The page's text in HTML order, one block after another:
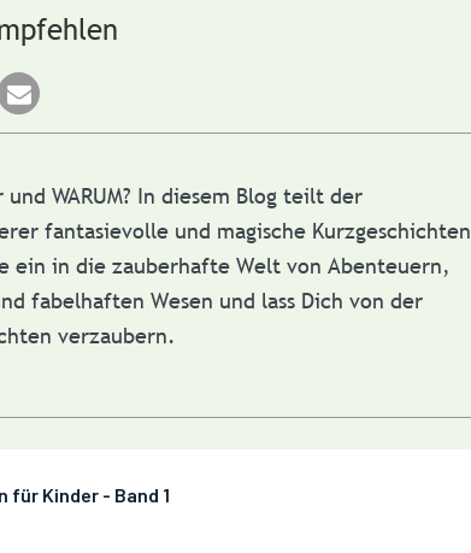
WARUM? In diesem Blog teilt der
fantasievolle und magische Kurzgeschichten
ein in die zauberhafte Welt von Abenteuern,
fabelhaften Wesen und lass Dich von der
verzaubern.